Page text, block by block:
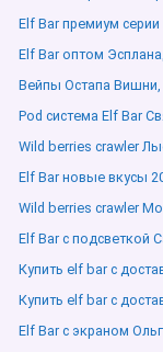
Elf Bar премиум
Elf Bar оптом
Вейпы Остапа Вишни,
Pod система Elf Bar
Wild berries crawler
Elf Bar новые вкусы
Wild berries crawler
Elf Bar с подсветкой
Купить elf bar с
Купить elf bar с
Elf Bar с экраном